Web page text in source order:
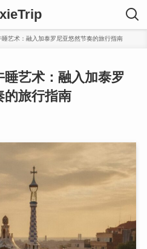
睡艺术：融入加泰罗尼亚悠然节奏的旅行指南
睡艺术：融入加泰罗
的旅行指南